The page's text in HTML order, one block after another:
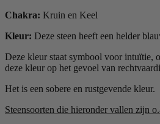
Chakra: Kruin en Keel
Kleur: Deze steen heeft een helder
Deze kleur staat symbool voor intuïtie,
deze kleur op het gevoel van
Het is een sobere en rustgevende kleur.
Steensoorten die hieronder vallen zijn